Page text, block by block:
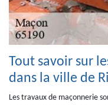
Tout savoir sur
dans la ville de
Les travaux de maçonnerie